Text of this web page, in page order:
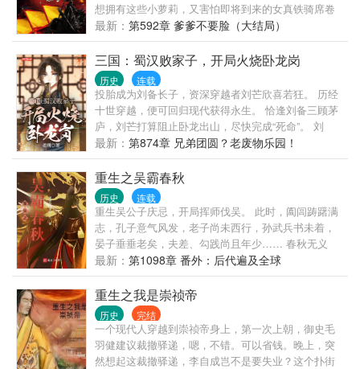
想拥有这些小萝莉，又害怕即将到来的女真铁骑席卷
江南，坏了他的一场好梦。更可恶的是，他这个混混
还一路混到了高位，斗东林、诛倭寇、抗女真、灭魏
忠贤。文人士子称他为伪君子、真小人，那些祸国殃
民的奸人对他恨之入骨！且看苏景如何......
最新： 第592章 爹爹不要脸（大结局）
三国：蜀汉败家子，开局火烧卧龙岗
历史 连载
投胎成为刘备长子，资深穿越者刘芒欣喜若狂。 历经
十世穿越，便可回归现代获得永生。 恰逢刘备三顾茅
庐，刘芒打算阻止卧龙出山，尽快完成“死命”。 刘
备：“惟贤惟德，能服于人。” 刘芒：“人天生，并且永
远，是自私的动物——。” 诸葛亮：“王法威仪，恩泽
天下。 法外有情，恩威并举。” 刘芒：“只要我能控制
一个国家的货币，我不在乎谁制定法律——。” 关
羽：“江东鼠辈，奸诈曹瞒，休想从关某手中夺回荆
州！” 刘芒：“只有歼灭敌人的有生力量才能打破围剿
和发展根据地——。” 现在你们总可以让我去死了吧？
刘备、诸葛亮：“兴汉室者，非汝不可！”
最新： 第874章 兄弟团圆？老废物乐园！
重生之吴霸春秋
历史 连载
重生吴公子庆忌，开局挥师伐吴。 此时，阖闾踌躇满
志，孔子意气风发，老子尚未西行，孙武兵书未着，
晏子垂垂老矣，夫差、勾践尚且年少…… 春秋无义
战，今周室衰微，强晋将亡，霸齐倾颓，荆楚羸弱。
这大争之世，强则强，弱则亡！ 且看庆忌如何定吴、
灭越、破楚、分晋、代齐，称霸而一匡天下。 …… 庆
忌：“功盖三皇，德过五帝，寡人应御极而称皇帝！”
（本书无系统，小众文，创作不易，请多支持！）
最新： 第1098章 番外：后代遍及全球
重生之我是崇祯帝
历史 完结
一个现代人穿越到崇祯帝身上，第一次上朝，御史毛
羽健建议裁撤驿递，嗯，不错。可以省钱。晚上，突
然想起这裁撤驿递，李自成岂不是要失业？这个扑街